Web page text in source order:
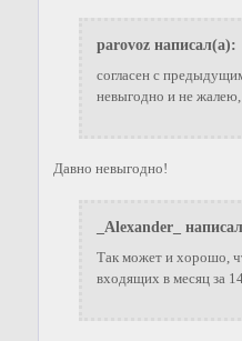
parovoz написал(а):
согласен с
невыгодно и не жалею,
Давно невыгодно!
_Alexander_
Так может и хорошо,
входящих в месяц за